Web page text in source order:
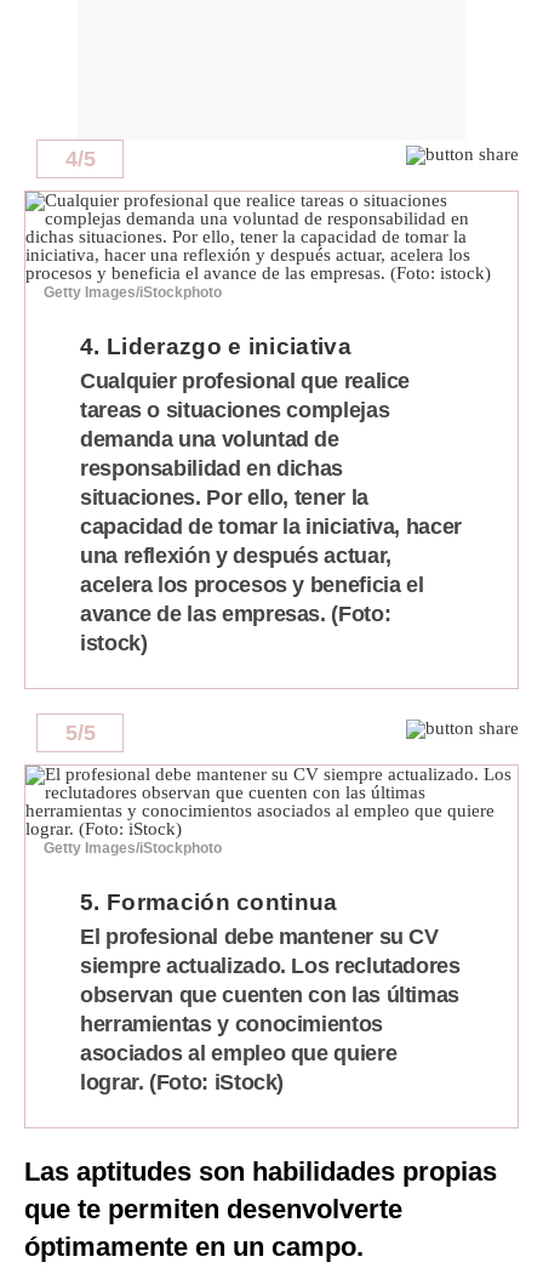
4/5
Getty Images/iStockphoto
4. Liderazgo e iniciativa
Cualquier profesional que realice
tareas o situaciones complejas
demanda una voluntad de
responsabilidad en dichas
situaciones. Por ello, tener la
capacidad de tomar la iniciativa, hacer
una reflexión y después actuar,
acelera los procesos y beneficia el
avance de las empresas. (Foto:
istock)
5/5
Getty Images/iStockphoto
5. Formación continua
El profesional debe mantener su CV
siempre actualizado. Los reclutadores
observan que cuenten con las últimas
herramientas y conocimientos
asociados al empleo que quiere
lograr. (Foto: iStock)
Las aptitudes son habilidades propias
que te permiten desenvolverte
óptimamente en un campo.